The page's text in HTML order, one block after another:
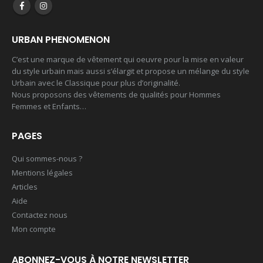
0out of 5
29,00€
0out of 5
28,00
URBAN PHENOMENON
C’est une marque de vêtement qui oeuvre pour la mise en valeur
du style urbain mais aussi s’élargit et propose un mélange du style
Urbain avec le Classique pour plus d’originalité.
Nous proposons des vêtements de qualités pour Hommes
Femmes et Enfants…
PAGES
Qui sommes-nous ?
Mentions légales
Articles
Aide
Contactez nous
Mon compte
ABONNEZ-VOUS À NOTRE NEWSLETTER